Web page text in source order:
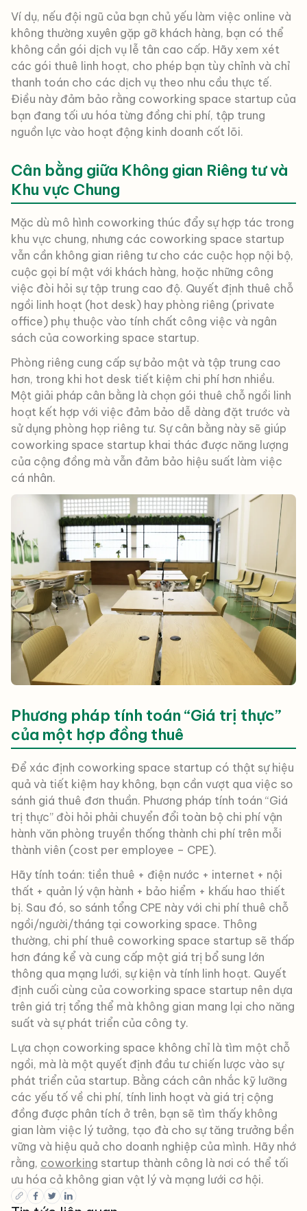
Ví dụ, nếu đội ngũ của bạn chủ yếu làm việc online và
không thường xuyên gặp gỡ khách hàng, bạn có thể
không cần gói dịch vụ lễ tân cao cấp. Hãy xem xét
các gói thuê linh hoạt, cho phép bạn tùy chỉnh và chỉ
thanh toán cho các dịch vụ theo nhu cầu thực tế.
Điều này đảm bảo rằng coworking space startup của
bạn đang tối ưu hóa từng đồng chi phí, tập trung
nguồn lực vào hoạt động kinh doanh cốt lõi.
Cân bằng giữa Không gian Riêng tư và
Khu vực Chung
Mặc dù mô hình coworking thúc đẩy sự hợp tác trong
khu vực chung, nhưng các coworking space startup
vẫn cần không gian riêng tư cho các cuộc họp nội bộ,
cuộc gọi bí mật với khách hàng, hoặc những công
việc đòi hỏi sự tập trung cao độ. Quyết định thuê chỗ
ngồi linh hoạt (hot desk) hay phòng riêng (private
office) phụ thuộc vào tính chất công việc và ngân
sách của coworking space startup.
Phòng riêng cung cấp sự bảo mật và tập trung cao
hơn, trong khi hot desk tiết kiệm chi phí hơn nhiều.
Một giải pháp cân bằng là chọn gói thuê chỗ ngồi linh
hoạt kết hợp với việc đảm bảo dễ dàng đặt trước và
sử dụng phòng họp riêng tư. Sự cân bằng này sẽ giúp
coworking space startup khai thác được năng lượng
của cộng đồng mà vẫn đảm bảo hiệu suất làm việc
cá nhân.
Phương pháp tính toán “Giá trị thực”
của một hợp đồng thuê
Để xác định coworking space startup có thật sự hiệu
quả và tiết kiệm hay không, bạn cần vượt qua việc so
sánh giá thuê đơn thuần. Phương pháp tính toán “Giá
trị thực” đòi hỏi phải chuyển đổi toàn bộ chi phí vận
hành văn phòng truyền thống thành chi phí trên mỗi
thành viên (cost per employee – CPE).
Hãy tính toán: tiền thuê + điện nước + internet + nội
thất + quản lý vận hành + bảo hiểm + khấu hao thiết
bị. Sau đó, so sánh tổng CPE này với chi phí thuê chỗ
ngồi/người/tháng tại coworking space. Thông
thường, chi phí thuê coworking space startup sẽ thấp
hơn đáng kể và cung cấp một giá trị bổ sung lớn
thông qua mạng lưới, sự kiện và tính linh hoạt. Quyết
định cuối cùng của coworking space startup nên dựa
trên giá trị tổng thể mà không gian mang lại cho năng
suất và sự phát triển của công ty.
Lựa chọn coworking space không chỉ là tìm một chỗ
ngồi, mà là một quyết định đầu tư chiến lược vào sự
phát triển của startup. Bằng cách cân nhắc kỹ lưỡng
các yếu tố về chi phí, tính linh hoạt và giá trị cộng
đồng được phân tích ở trên, bạn sẽ tìm thấy không
gian làm việc lý tưởng, tạo đà cho sự tăng trưởng bền
vững và hiệu quả cho doanh nghiệp của mình. Hãy nhớ
rằng, coworking startup thành công là nơi có thể tối
ưu hóa cả không gian vật lý và mạng lưới cơ hội.